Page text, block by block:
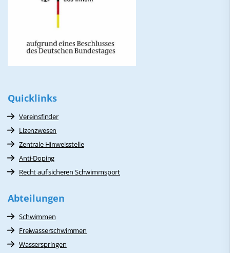
Quicklinks
Vereinsfinder
Lizenzwesen
Zentrale Hinweisstelle
Anti-Doping
Recht auf sicheren Schwimmsport
Abteilungen
Schwimmen
Freiwasserschwimmen
Wasserspringen